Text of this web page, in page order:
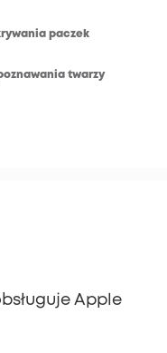
paczek
twarzy
Apple